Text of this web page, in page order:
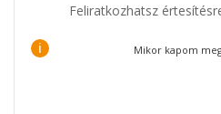
Feliratkozhatsz
i Mikor kapom